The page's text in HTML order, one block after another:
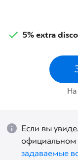
5% extra
Если вы
официальном
задаваемые